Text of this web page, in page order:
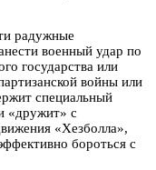
радужные
военный удар по
государства или
войны или
специальный
«дружит» с
«Хезболла»,
бороться с